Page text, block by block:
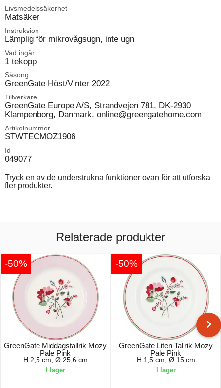
Livsmedelssäkerhet
Matsäker
Instruksion
Lämplig för mikrovågsugn, inte ugn
Vad ingår
1 tekopp
Säsong
GreenGate Höst/Vinter 2022
Tillverkare
GreenGate Europe A/S, Strandvejen 781, DK-2930
Klampenborg, Danmark, online@greengatehome.com
Artikelnummer
STWTECMOZ1906
Id
049077
Tryck en av de understrukna funktioner ovan för att utforska
fler produkter.
Relaterade produkter
-50%
GreenGate Middagstallrik Mozy
Pale Pink
H 2,5 cm, Ø 25,6 cm
I lager
-50%
GreenGate Liten Tallrik Mozy
Pale Pink
H 1,5 cm, Ø 15 cm
I lager